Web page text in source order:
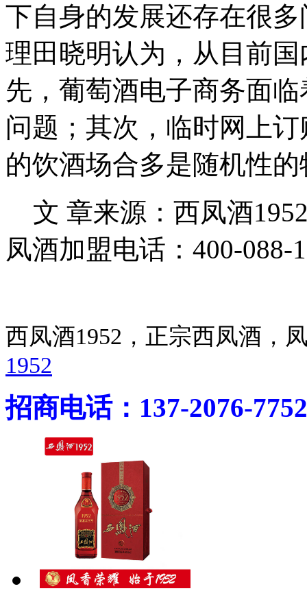
下自身的发展还存在很
理田晓明认为，从目前
先，葡萄酒电子商务面
问题；其次，临时网上
的饮酒场合多是随机性的
文 章来源：西凤酒
凤酒加盟电话：400-088-
西凤酒1952，正宗西凤酒
1952
招商电话：137-2076-7752